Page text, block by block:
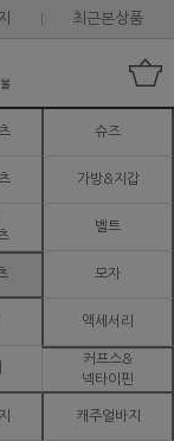
최근본상품
슈즈
가방&지갑
벨트
모자
액세서리
커프스&
넥타이핀
캐주얼바지